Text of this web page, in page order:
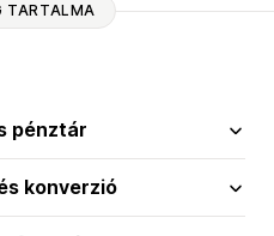
TARTALMA
pénztár
konverzió